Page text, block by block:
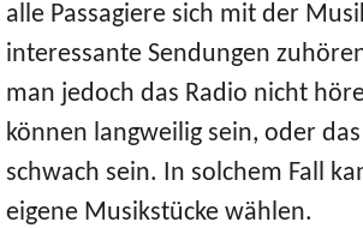
alle Passagiere sich mit der
interessante Sendungen
man jedoch das Radio nicht
können langweilig sein, oder
schwach sein. In solchem Fall
eigene Musikstücke wählen.